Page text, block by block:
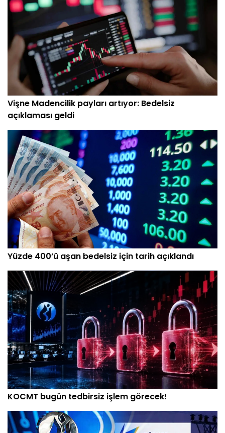
Vişne Madencilik payları artıyor: Bedelsiz
açıklaması geldi
Yüzde 400’ü aşan bedelsiz için tarih açıklandı
KOCMT bugün tedbirsiz işlem görecek!